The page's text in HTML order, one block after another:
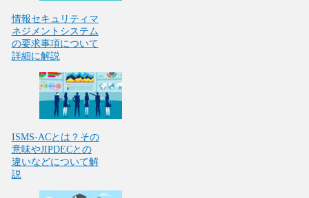
情報セキュリティマ
ネジメントシステム
の要求事項について
詳細に解説
ISMS-ACとは？その
意味やJIPDECとの
違いなどについて解
説